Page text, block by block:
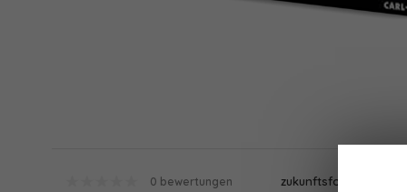
0 bewertungen zukunftsfokussiert